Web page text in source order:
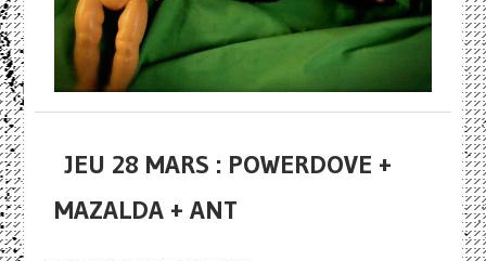
JEU 28 MARS : POWERDOVE +
MAZALDA + ANT